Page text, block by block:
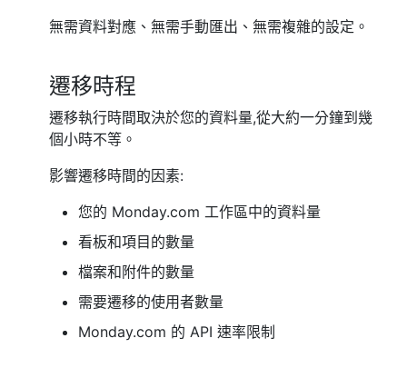
無需資料對應、無需手動匯出、無需複雜的設定。
遷移時程
遷移執行時間取決於您的資料量,從大約一分鐘到幾
個小時不等。
影響遷移時間的因素:
您的 Monday.com 工作區中的資料量
看板和項目的數量
檔案和附件的數量
需要遷移的使用者數量
Monday.com 的 API 速率限制